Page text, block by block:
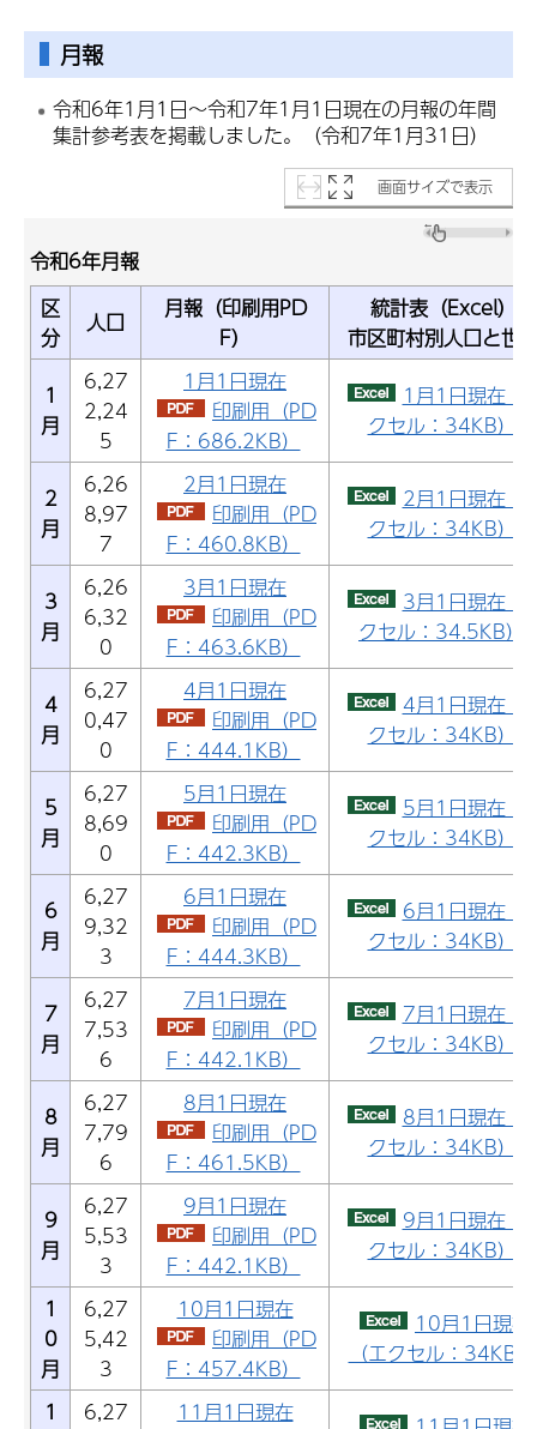
月報
令和6年1月1日～令和7年1月1日現在の月報の年間
集計参考表を掲載しました。（令和7年1月31日）
画面サイズで表示
令和6年月報
区
分
人口
月報（印刷用PD
F）
統計表（Excel）
市区町村別人口と世
1
月
6,27
2,24
5
1月1日現在
印刷用（PD
F：686.2KB）
1月1日現在（
クセル：34KB）
2
月
6,26
8,97
7
2月1日現在
印刷用（PD
F：460.8KB）
2月1日現在（
クセル：34KB）
3
月
6,26
6,32
0
3月1日現在
印刷用（PD
F：463.6KB）
3月1日現在（
クセル：34.5KB）
4
月
6,27
0,47
0
4月1日現在
印刷用（PD
F：444.1KB）
4月1日現在（
クセル：34KB）
5
月
6,27
8,69
0
5月1日現在
印刷用（PD
F：442.3KB）
5月1日現在（
クセル：34KB）
6
月
6,27
9,32
3
6月1日現在
印刷用（PD
F：444.3KB）
6月1日現在（
クセル：34KB）
7
月
6,27
7,53
6
7月1日現在
印刷用（PD
F：442.1KB）
7月1日現在（
クセル：34KB）
8
月
6,27
7,79
6
8月1日現在
印刷用（PD
F：461.5KB）
8月1日現在（
クセル：34KB）
9
月
6,27
5,53
3
9月1日現在
印刷用（PD
F：442.1KB）
9月1日現在（
クセル：34KB）
1
0
月
6,27
5,42
3
10月1日現在
印刷用（PD
F：457.4KB）
10月1日現在
（エクセル：34KB）
1
6,27
11月1日現在